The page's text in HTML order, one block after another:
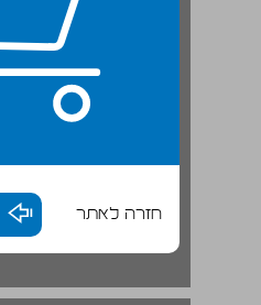
חזרה לאתר
'חוויות' ... 19